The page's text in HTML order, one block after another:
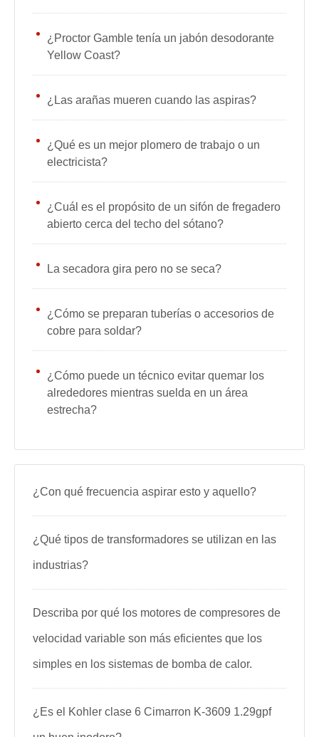
¿Proctor Gamble tenía un jabón desodorante
Yellow Coast?
¿Las arañas mueren cuando las aspiras?
¿Qué es un mejor plomero de trabajo o un
electricista?
¿Cuál es el propósito de un sifón de fregadero
abierto cerca del techo del sótano?
La secadora gira pero no se seca?
¿Cómo se preparan tuberías o accesorios de
cobre para soldar?
¿Cómo puede un técnico evitar quemar los
alrededores mientras suelda en un área
estrecha?
¿Con qué frecuencia aspirar esto y aquello?
¿Qué tipos de transformadores se utilizan en las
industrias?
Describa por qué los motores de compresores de
velocidad variable son más eficientes que los
simples en los sistemas de bomba de calor.
¿Es el Kohler clase 6 Cimarron K-3609 1.29gpf